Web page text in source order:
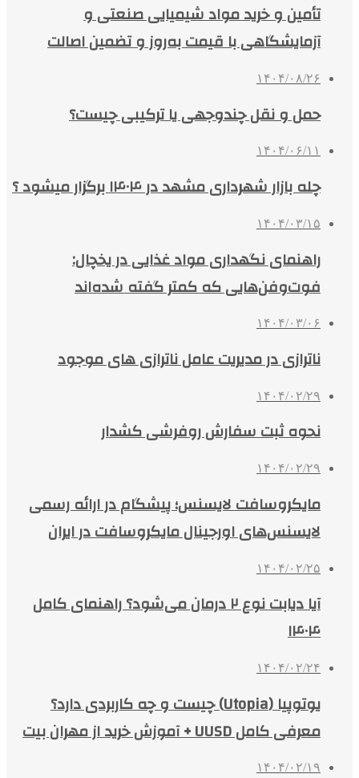
تأمین و خرید مواد شیمیایی صنعتی و
آزمایشگاهی با قیمت به‌روز و تضمین اصالت
۱۴۰۴/۰۸/۲۶
حمل و نقل چندوجهی یا ترکیبی چیست؟
۱۴۰۴/۰۶/۱۱
چله بازار شهرداری مشهد در ۱۴۰۴ برگزار میشود ؟
۱۴۰۴/۰۳/۱۵
راهنمای نگهداری مواد غذایی در یخچال:
فوت‌وفن‌هایی که کمتر گفته شده‌اند
۱۴۰۴/۰۳/۰۶
ناترازی در مدیریت عامل ناترازی های موجود
۱۴۰۴/۰۲/۲۹
نحوه ثبت سفارش روفرشی کشدار
۱۴۰۴/۰۲/۲۹
مایکروسافت لایسنس؛ پیشگام در ارائه رسمی
لایسنس‌های اورجینال مایکروسافت در ایران
۱۴۰۴/۰۲/۲۵
آیا دیابت نوع ۲ درمان می‌شود؟ راهنمای کامل
۱۴۰۴
۱۴۰۴/۰۲/۲۴
یوتوپیا (Utopia) چیست و چه کاربردی دارد؟
معرفی کامل UUSD + آموزش خرید از مهران بیت
۱۴۰۴/۰۲/۱۹